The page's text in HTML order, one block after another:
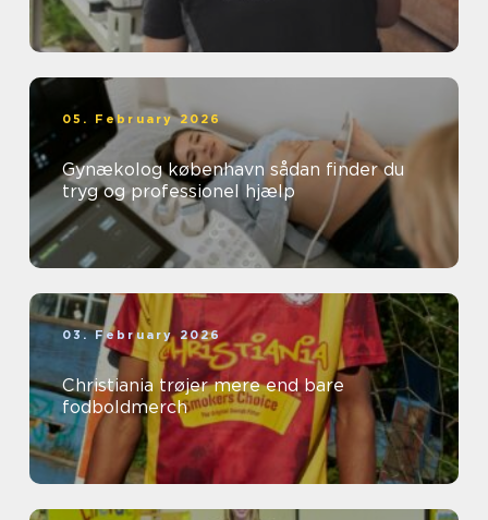
05. February 2026
Gynækolog københavn sådan finder du
tryg og professionel hjælp
03. February 2026
Christiania trøjer mere end bare
fodboldmerch